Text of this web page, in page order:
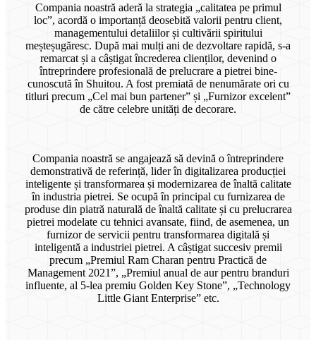
Compania noastră aderă la strategia „calitatea pe primul
loc”, acordă o importanță deosebită valorii pentru client,
managementului detaliilor și cultivării spiritului
meșteșugăresc. După mai mulți ani de dezvoltare rapidă, s-a
remarcat și a câștigat încrederea clienților, devenind o
întreprindere profesională de prelucrare a pietrei bine-
cunoscută în Shuitou. A fost premiată de nenumărate ori cu
titluri precum „Cel mai bun partener” și „Furnizor excelent”
de către celebre unități de decorare.
Compania noastră se angajează să devină o întreprindere
demonstrativă de referință, lider în digitalizarea producției
inteligente și transformarea și modernizarea de înaltă calitate
în industria pietrei. Se ocupă în principal cu furnizarea de
produse din piatră naturală de înaltă calitate și cu prelucrarea
pietrei modelate cu tehnici avansate, fiind, de asemenea, un
furnizor de servicii pentru transformarea digitală și
inteligentă a industriei pietrei. A câștigat succesiv premii
precum „Premiul Ram Charan pentru Practică de
Management 2021”, „Premiul anual de aur pentru branduri
influente, al 5-lea premiu Golden Key Stone”, „Technology
Little Giant Enterprise” etc.